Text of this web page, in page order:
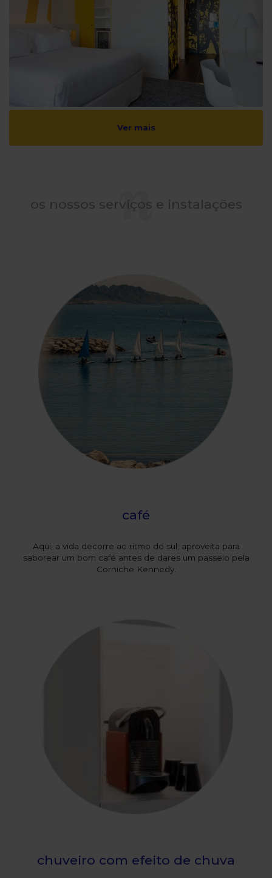
Ver mais
os nossos serviços e instalações
café
Aqui, a vida decorre ao ritmo do sul; aproveita para
saborear um bom café antes de dares um passeio pela
Corniche Kennedy.
chuveiro com efeito de chuva